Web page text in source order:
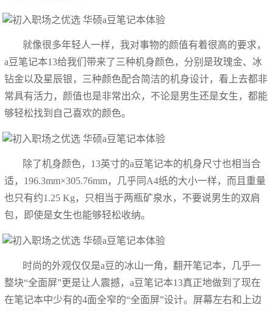
就像很多年轻人一样，我对事物的颜值有着很高的要求，
a豆笔记本13给我们带来了三种机身颜色，分别是玫瑰金、冰
钻金以及星辰银，三种颜色配合简洁的机身设计，看上去都非
常具有活力，颜值也是非常出众，不论是男生还是女生，都能
够轻松找到自己喜欢的颜色。
除了机身颜色，13英寸的a豆笔记本的机身尺寸也相当合
适，196.3mm×305.76mm，几乎同A4纸的大小一样，而且重量
也只有约1.25 Kg，只相当于两瓶矿泉水，不要说男生的双肩
包，即使是女生也能够轻松收纳。
时尚的外观仅仅是a豆的冰山一角，翻开笔记本，几乎一
整块“全面屏”更是让人震撼，a豆笔记本13真正地做到了现在
在笔记本中少有的4面全窄的“全面屏”设计。屏幕左右和上边